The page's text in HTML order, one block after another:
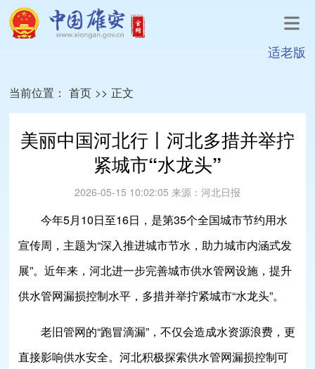
适老版
当前位置： 首页 >> 正文
美丽中国河北行丨河北多措并举拧
紧城市“水龙头”
2026-05-15 10:02:05 来源： 河北日报
今年5月10日至16日，是第35个全国城市节约用水
宣传周，主题为“深入推进城市节水，助力城市内涵式发
展”。近年来，河北进一步完善城市供水管网设施，提升
供水管网漏损控制水平，多措并举拧紧城市“水龙头”。
老旧管网的“跑冒滴漏”，不仅会造成水资源浪费，更
直接影响供水安全。河北积极探索供水管网漏损控制可